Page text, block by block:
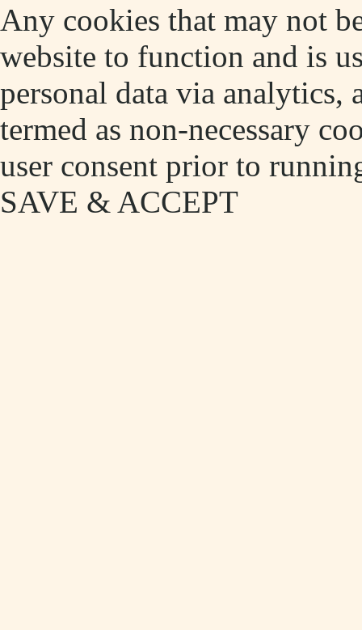
Any cookies that may not
website to function and is
personal data via analytics,
termed as non-necessary
user consent prior to
SAVE & ACCEPT